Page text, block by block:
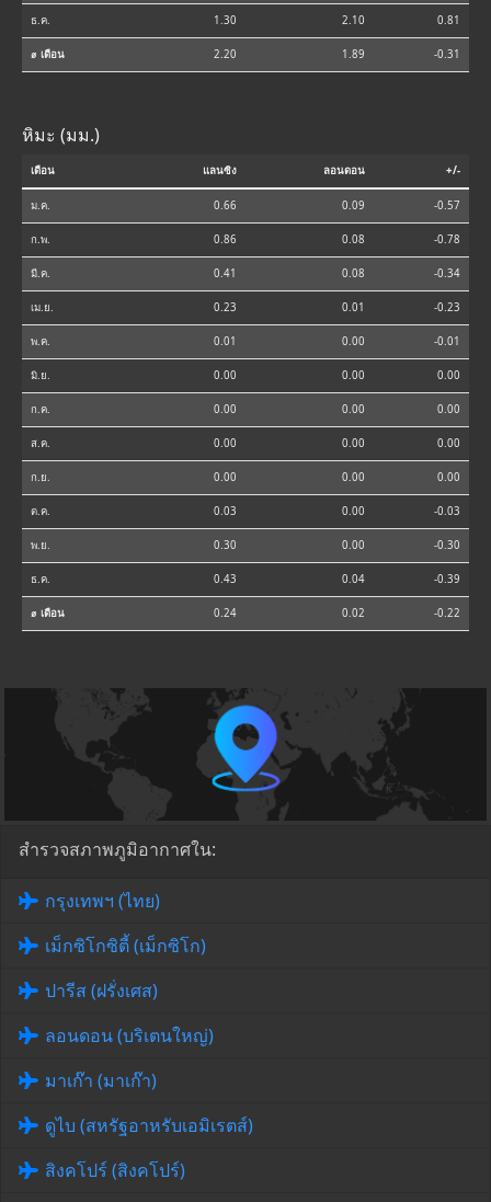
ธ.ค. 1.30 2.10 0.81
⌀ เดือน 2.20 1.89 -0.31
หิมะ (มม.)
เดือน แลนซิง ลอนดอน +/-
ม.ค. 0.66 0.09 -0.57
ก.พ. 0.86 0.08 -0.78
มี.ค. 0.41 0.08 -0.34
เม.ย. 0.23 0.01 -0.23
พ.ค. 0.01 0.00 -0.01
มิ.ย. 0.00 0.00 0.00
ก.ค. 0.00 0.00 0.00
ส.ค. 0.00 0.00 0.00
ก.ย. 0.00 0.00 0.00
ต.ค. 0.03 0.00 -0.03
พ.ย. 0.30 0.00 -0.30
ธ.ค. 0.43 0.04 -0.39
⌀ เดือน 0.24 0.02 -0.22
สำรวจสภาพภูมิอากาศใน:
กรุงเทพฯ (ไทย)
เม็กซิโกซิตี้ (เม็กซิโก)
ปารีส (ฝรั่งเศส)
ลอนดอน (บริเตนใหญ่)
มาเก๊า (มาเก๊า)
ดูไบ (สหรัฐอาหรับเอมิเรตส์)
สิงคโปร์ (สิงคโปร์)